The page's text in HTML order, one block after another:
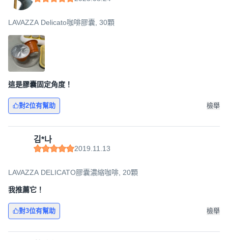
LAVAZZA Delicato咖啡膠囊, 30顆
這是膠囊固定角度！
對2位有幫助 檢舉
김*나
2019.11.13
LAVAZZA DELICATO膠囊濃縮咖啡, 20顆
我推薦它！
對3位有幫助 檢舉